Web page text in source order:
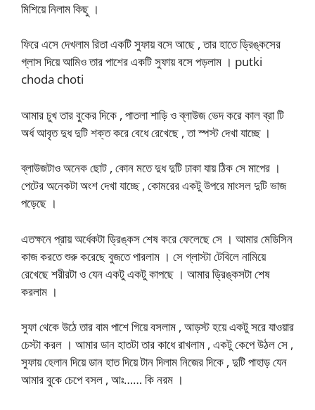
মিশিয়ে নিলাম কিছু ।
ফিরে এসে দেখলাম রিতা একটি সুফায় বসে আছে , তার হাতে ড্রিঙ্কসের
গ্লাস দিয়ে আমিও তার পাশের একটি সুফায় বসে পড়লাম । putki
choda choti
আমার চুখ তার বুকের দিকে , পাতলা শাড়ি ও ব্লাউজ ভেদ করে কাল ব্রা টি
অর্ধ আবৃত দুধ দুটি শক্ত করে বেধে রেখেছে , তা স্পস্ট দেখা যাচ্ছে ।
ব্লাউজটাও অনেক ছোট , কোন মতে দুধ দুটি ঢাকা যায় ঠিক সে মাপের ।
পেটের অনেকটা অংশ দেখা যাচ্ছে , কোমরের একটু উপরে মাংসল দুটি ভাজ
পড়েছে ।
এতক্ষনে প্রায় অর্ধেকটা ড্রিঙ্কস শেষ করে ফেলেছে সে । আমার মেডিসিন
কাজ করতে শুরু করেছে বুজতে পারলাম । সে গ্লাস্টা টেবিলে নামিয়ে
রেখেছে শরীরটা ও যেন একটু একটু কাপছে । আমার ড্রিঙ্কসটা শেষ
করলাম ।
সুফা থেকে উঠে তার বাম পাশে গিয়ে বসলাম , আড়স্ট হয়ে একটু সরে যাওয়ার
চেস্টা করল । আমার ডান হাতটা তার কাধে রাখলাম , একটু কেপে উঠল সে ,
সুফায় হেলান দিয়ে ডান হাত দিয়ে টান দিলাম নিজের দিকে , দুটি পাহাড় যেন
আমার বুকে চেপে বসল , আঃ…… কি নরম ।